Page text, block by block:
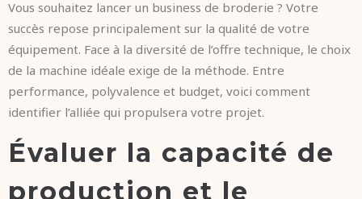
Vous souhaitez lancer un business de broderie ? Votre
succès repose principalement sur la qualité de votre
équipement. Face à la diversité de l’offre technique, le choix
de la machine idéale exige de la méthode. Entre
performance, polyvalence et budget, voici comment
identifier l’alliée qui propulsera votre projet.
Évaluer la capacité de
production et le